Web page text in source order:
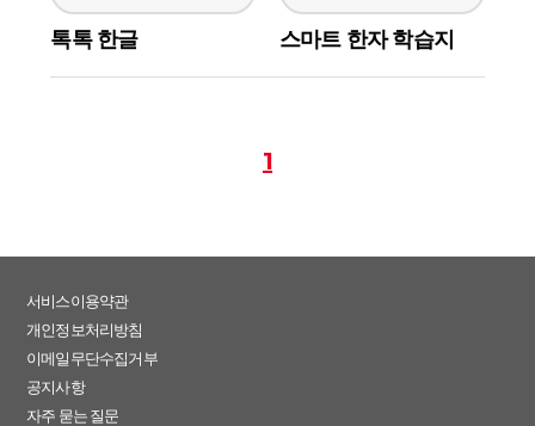
톡톡 한글 스마트 한자 학습지
1
서비스이용약관
개인정보처리방침
이메일무단수집거부
공지사항
자주 묻는 질문